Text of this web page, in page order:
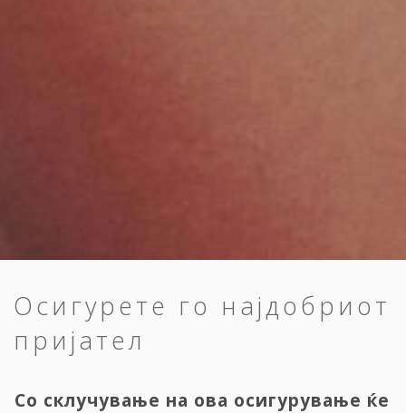
Осигурете го најдобриот
пријател
Со склучување на ова осигурување ќе